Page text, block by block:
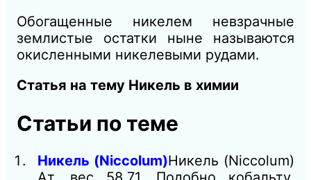
Обогащенные никелем невзрачные
землистые остатки ныне называются
окисленными никелевыми рудами.
Статья на тему Никель в химии
Статьи по теме
Никель (Niccolum)Никель (Niccolum)